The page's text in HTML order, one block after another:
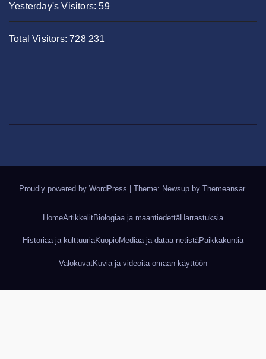
Yesterday's Visitors:59
Total Visitors:728 231
Proudly powered by WordPress Theme: Newsup by Themeansar.
HomeArtikkelitBiologiaa ja maantiedettäHarrastuksia
Historiaa ja kulttuuriaKuopioMediaa ja dataa netistäPaikkakuntia
ValokuvatKuvia ja videoita omaan käyttöön